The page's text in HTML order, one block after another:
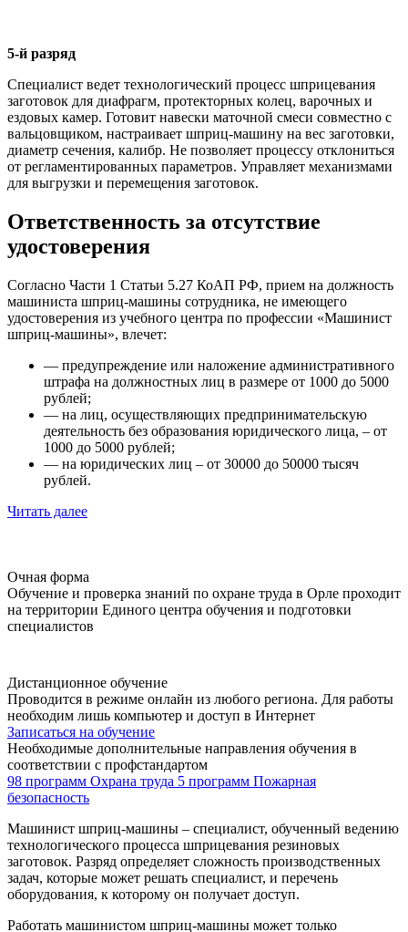
5-й разряд
Специалист ведет технологический процесс шприцевания
заготовок для диафрагм, протекторных колец, варочных и
ездовых камер. Готовит навески маточной смеси совместно с
вальцовщиком, настраивает шприц-машину на вес заготовки,
диаметр сечения, калибр. Не позволяет процессу отклониться
от регламентированных параметров. Управляет механизмами
для выгрузки и перемещения заготовок.
Ответственность за отсутствие
удостоверения
Согласно Части 1 Статьи 5.27 КоАП РФ, прием на должность
машиниста шприц-машины сотрудника, не имеющего
удостоверения из учебного центра по профессии «Машинист
шприц-машины», влечет:
— предупреждение или наложение административного
штрафа на должностных лиц в размере от 1000 до 5000
рублей;
— на лиц, осуществляющих предпринимательскую
деятельность без образования юридического лица, – от
1000 до 5000 рублей;
— на юридических лиц – от 30000 до 50000 тысяч
рублей.
Читать далее
Очная форма
Обучение и проверка знаний по охране труда в Орле проходит
на территории Единого центра обучения и подготовки
специалистов
Дистанционное обучение
Проводится в режиме онлайн из любого региона. Для работы
необходим лишь компьютер и доступ в Интернет
Записаться на обучение
Необходимые дополнительные направления обучения в
соответствии с профстандартом
98 программ Охрана труда 5 программ Пожарная
безопасность
Машинист шприц-машины – специалист, обученный ведению
технологического процесса шприцевания резиновых
заготовок. Разряд определяет сложность производственных
задач, которые может решать специалист, и перечень
оборудования, к которому он получает доступ.
Работать машинистом шприц-машины может только